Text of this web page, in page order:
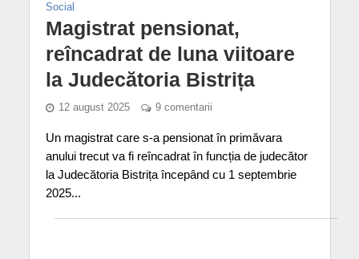
Social
Magistrat pensionat,
reîncadrat de luna viitoare
la Judecătoria Bistrița
12 august 2025 9 comentarii
Un magistrat care s-a pensionat în primăvara
anului trecut va fi reîncadrat în funcția de judecător
la Judecătoria Bistrița începând cu 1 septembrie
2025...